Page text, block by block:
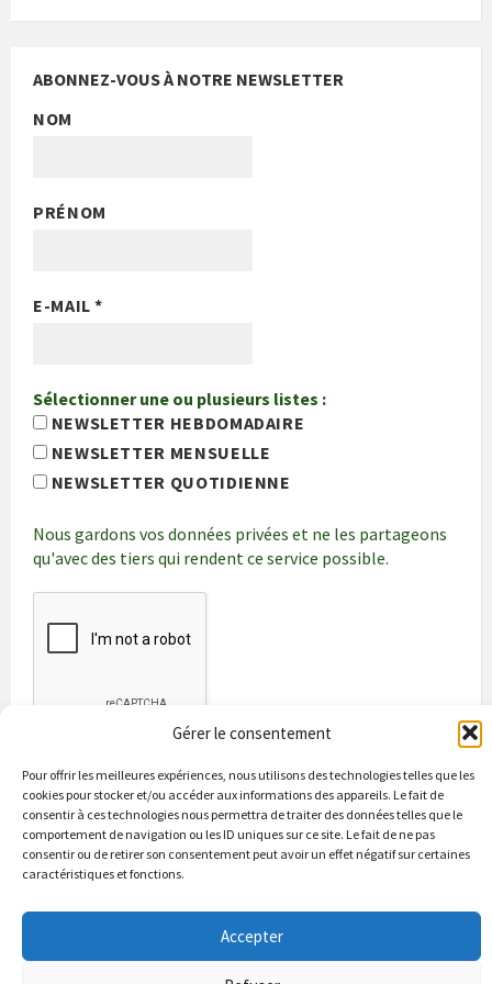
Gérer le consentement
Pour offrir les meilleures expériences, nous utilisons des technologies telles que les
cookies pour stocker et/ou accéder aux informations des appareils. Le fait de
consentir à ces technologies nous permettra de traiter des données telles que le
comportement de navigation ou les ID uniques sur ce site. Le fait de ne pas
consentir ou de retirer son consentement peut avoir un effet négatif sur certaines
caractéristiques et fonctions.
Accepter
ABONNEZ-VOUS À NOTRE NEWSLETTER
NOM
PRÉNOM
E-MAIL*
Sélectionner une ou plusieurs listes :
NEWSLETTER HEBDOMADAIRE
NEWSLETTER MENSUELLE
NEWSLETTER QUOTIDIENNE
Nous gardons vos données privées et ne les partageons
qu'avec des tiers qui rendent ce service possible.
Bienvenue à Puycapel La municipalité
Actualités
Les bonnes adresses
Contacts & renseignements
Conformité à la loi RGPD